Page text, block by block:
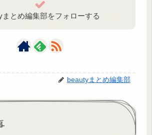
まとめ編集部をフォローする
beautyまとめ編集部